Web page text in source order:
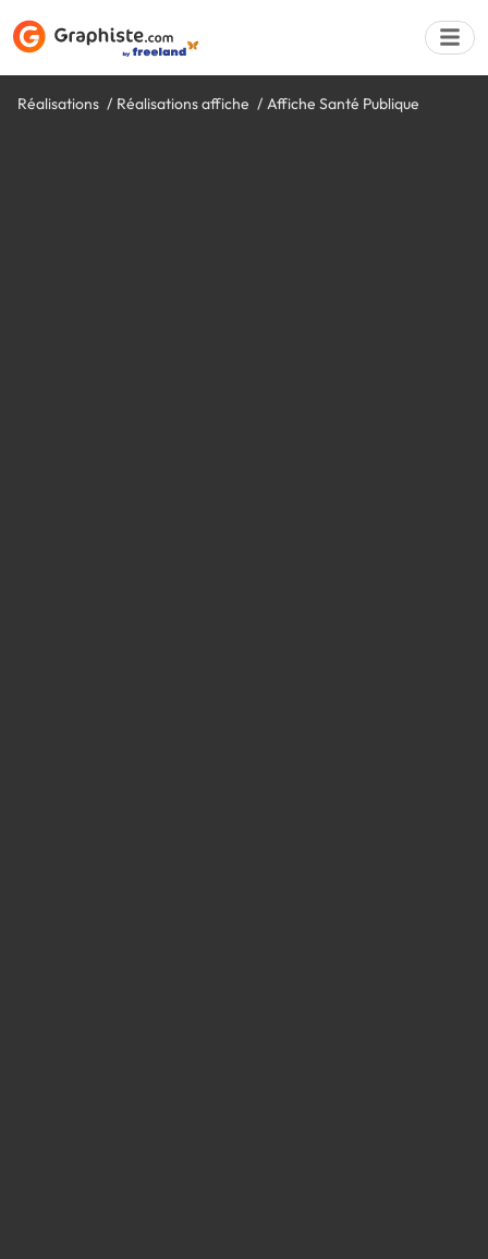
Réalisations Réalisations affiche Affiche Santé Publique